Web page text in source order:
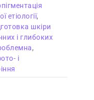
етіології,
шкіри
і глибоких
,
і